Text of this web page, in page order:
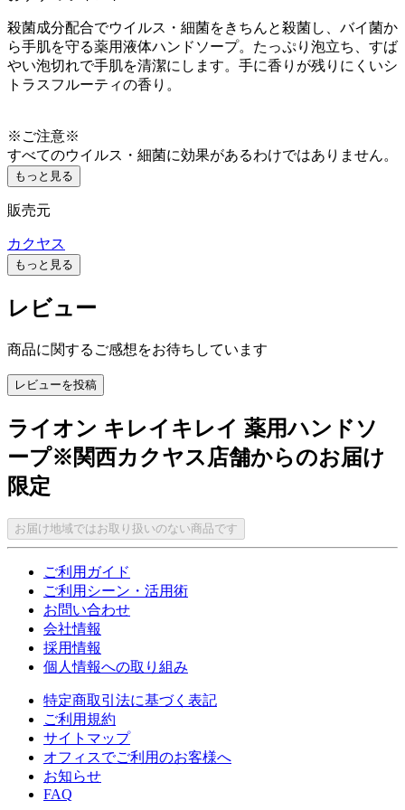
殺菌成分配合でウイルス・細菌をきちんと殺菌し、バイ菌か
ら手肌を守る薬用液体ハンドソープ。たっぷり泡立ち、すば
やい泡切れで手肌を清潔にします。手に香りが残りにくいシ
トラスフルーティの香り。
※ご注意※
すべてのウイルス・細菌に効果があるわけではありません。
もっと見る
販売元
カクヤス
もっと見る
レビュー
商品に関するご感想をお待ちしています
レビューを投稿
ライオン キレイキレイ 薬用ハンドソ
ープ※関西カクヤス店舗からのお届け
限定
お届け地域ではお取り扱いのない商品です
ご利用ガイド
ご利用シーン・活用術
お問い合わせ
会社情報
採用情報
個人情報への取り組み
特定商取引法に基づく表記
ご利用規約
サイトマップ
オフィスでご利用のお客様へ
お知らせ
FAQ